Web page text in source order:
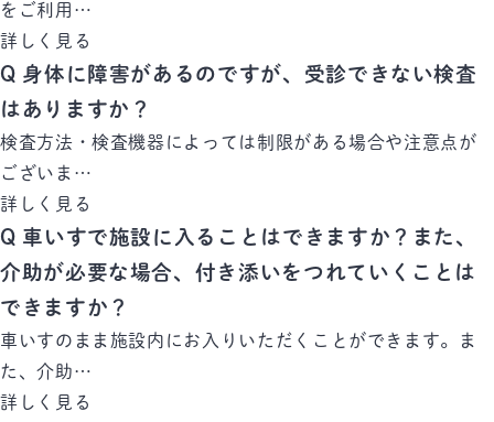
をご利用…
詳しく見る
Q 身体に障害があるのですが、受診できない検査
はありますか？
検査方法・検査機器によっては制限がある場合や注意点が
ございま…
詳しく見る
Q 車いすで施設に入ることはできますか？また、
介助が必要な場合、付き添いをつれていくことは
できますか？
車いすのまま施設内にお入りいただくことができます。ま
た、介助…
詳しく見る